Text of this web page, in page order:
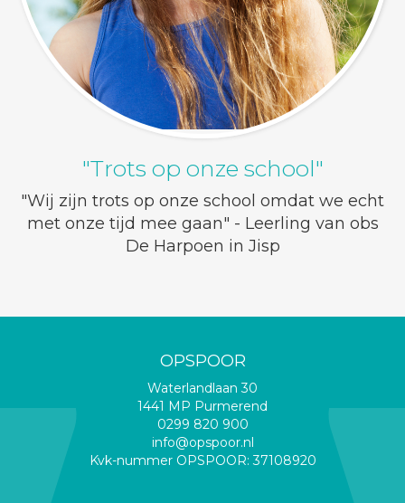
"Trots op onze school"
"Wij zijn trots op onze school omdat we echt
met onze tijd mee gaan" - Leerling van obs
De Harpoen in Jisp
OPSPOOR
Waterlandlaan 30
1441 MP Purmerend
0299 820 900
info@opspoor.nl
Kvk-nummer OPSPOOR: 37108920